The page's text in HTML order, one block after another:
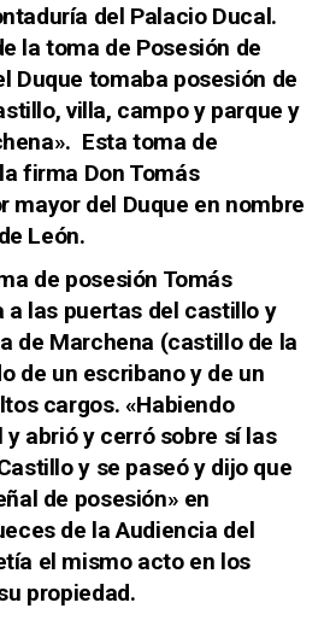
del Palacio Ducal.
la toma de Posesión de
Duque tomaba posesión de
villa, campo y parque y
Esta toma de
firma Don Tomás
mayor del Duque en nombre
León.
de posesión Tomás
a las puertas del castillo y
de Marchena (castillo de la
de un escribano y de un
cargos. «Habiendo
abrió y cerró sobre sí las
y se paseó y dijo que
de posesión» en
de la Audiencia del
el mismo acto en los
propiedad.